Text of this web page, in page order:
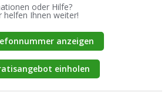
oder Hilfe?
helfen Ihnen weiter!
anzeigen
einholen